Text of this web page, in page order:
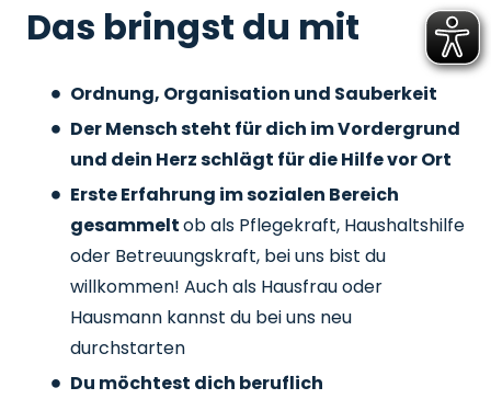
Das bringst du mit
Ordnung, Organisation und Sauberkeit
Der Mensch steht für dich im Vordergrund
und dein Herz schlägt für die Hilfe vor Ort
Erste Erfahrung im sozialen Bereich
gesammeltob als Pflegekraft, Haushaltshilfe
oder Betreuungskraft, bei uns bist du
willkommen! Auch als Hausfrau oder
Hausmann kannst du bei uns neu
durchstarten
Du möchtest dich beruflich